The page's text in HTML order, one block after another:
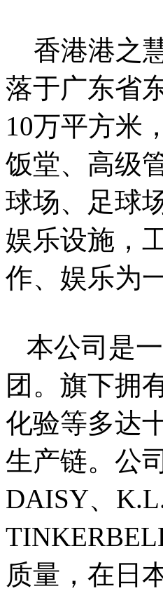
香港港之
落于广东省
10万平方米
饭堂、高级
球场、足球
娱乐设施，
作、娱乐为
本公司是
团。旗下拥
化验等多达
生产链。公
DAISY、
质量，在日